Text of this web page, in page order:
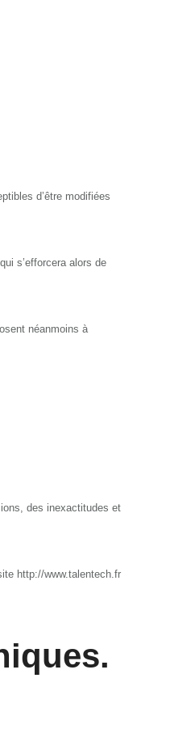
d’être modifiées
s’efforcera alors de
néanmoins à
des inexactitudes et
http://www.talentech.fr